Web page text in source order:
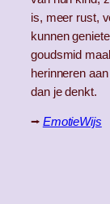
is, meer rust,
kunnen
goudsmid
herinneren
dan je denkt.
⭢ EmotieWijs